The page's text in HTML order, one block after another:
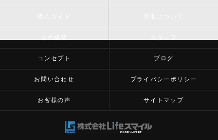
コンセプト ブログ
お問い合わせ プライバシーポリシー
お客様の声 サイトマップ